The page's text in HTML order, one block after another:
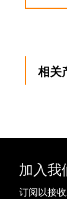
相关
加入我
订阅以接